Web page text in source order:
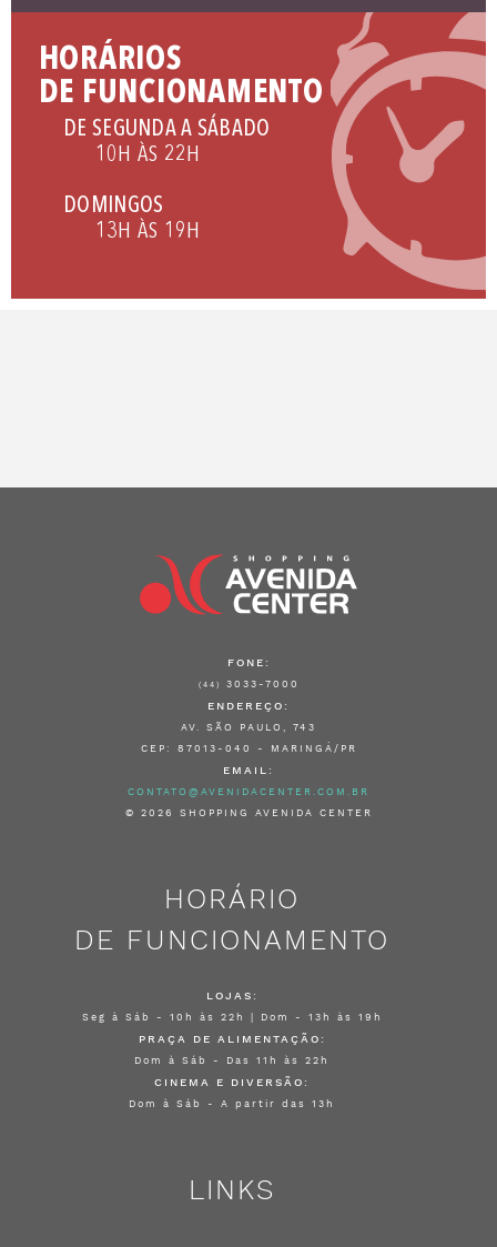
HORÁRIOS
DE FUNCIONAMENTO
DE SEGUNDA A SÁBADO
10H ÀS 22H
DOMINGOS
13H ÀS 19H
FONE:
(44) 3033-7000
ENDEREÇO:
AV. SÃO PAULO, 743
CEP: 87013-040 - MARINGÁ/PR
EMAIL:
CONTATO@AVENIDACENTER.COM.BR
© 2026 SHOPPING AVENIDA CENTER
HORÁRIO
DE FUNCIONAMENTO
LOJAS:
Seg à Sáb - 10h às 22h | Dom - 13h às 19h
PRAÇA DE ALIMENTAÇÃO:
Dom à Sáb - Das 11h às 22h
CINEMA E DIVERSÃO:
Dom à Sáb - A partir das 13h
LINKS